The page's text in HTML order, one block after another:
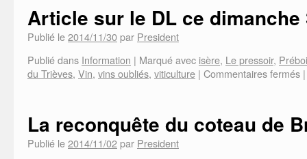
Article sur le DL ce dimanche
Publié le2014/11/30par President
Publié dans Information | Marqué avec isère, Le pressoir,
du Trièves, Vin, vins oubliés, viticulture | Commentaires fermés |
La reconquête du coteau de
Publié le2014/11/02par President